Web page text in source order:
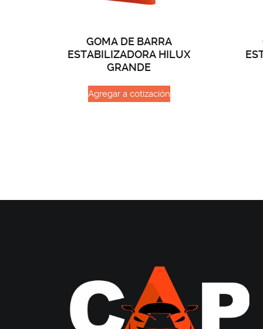
GOMA DE BARRA
ESTABILIZADORA HILUX
GRANDE
Agregar a cotización